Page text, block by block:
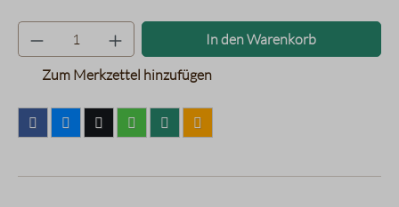
Produkt Anzahl: Gib den
In den Warenkorb
Zum Merkzettel hinzufügen